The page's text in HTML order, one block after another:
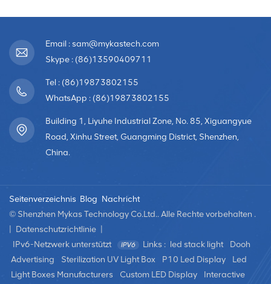
Email : sam@mykastech.com
Skype : (86)13590409711
Tel : (86)19873802155
WhatsApp : (86)19873802155
Building 1, Liyuhe Industrial Zone, No. 85, Xiguangyue
Road, Xinhu Street, Guangming District, Shenzhen,
China.
Seitenverzeichnis Blog Nachricht
© Shenzhen Mykas Technology Co.Ltd.. Alle Rechte vorbehalten .
Datenschutzrichtlinie
IPv6-Netzwerk unterstützt
Links : led stack light
Dooh
Advertising
Sterilization UV Light Box P10 Led Display
Led
Light Boxes Manufacturers
Custom LED Display Interactive